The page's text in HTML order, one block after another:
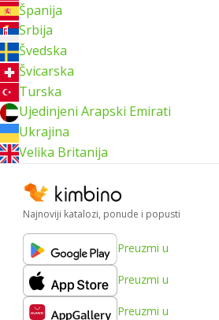
Španija
Srbija
Švedska
Švicarska
Turska
Ujedinjeni Arapski Emirati
Ukrajina
Velika Britanija
Najnoviji katalozi, ponude i popusti
Preuzmi u
Preuzmi u
Preuzmi u